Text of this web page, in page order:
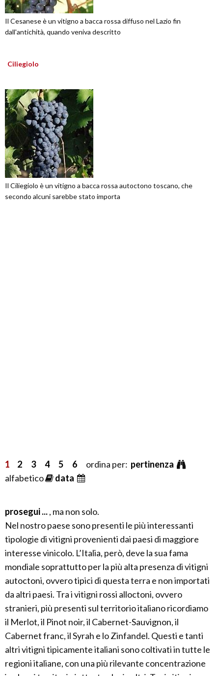
Il Cesanese è un vitigno a bacca rossa diffuso nel Lazio fin
dall'antichità, quando veniva descritto
Ciliegiolo
Il Ciliegiolo è un vitigno a bacca rossa autoctono toscano, che
secondo alcuni sarebbe stato importa
1 2 3 4 5 6 ordina per: pertinenza
alfabetico
data
prosegui ..., ma non solo.
Nel nostro paese sono presenti le più interessanti
tipologie di vitigni provenienti dai paesi di maggiore
interesse vinicolo. L’Italia, però, deve la sua fama
mondiale soprattutto per la più alta presenza di vitigni
autoctoni, ovvero tipici di questa terra e non importati
da altri paesi. Tra i vitigni rossi alloctoni, ovvero
stranieri, più presenti sul territorio italiano ricordiamo
il Merlot, il Pinot noir, il Cabernet-Sauvignon, il
Cabernet franc, il Syrah e lo Zinfandel. Questi e tanti
altri vitigni tipicamente italiani sono coltivati in tutte le
regioni italiane, con una più rilevante concentrazione